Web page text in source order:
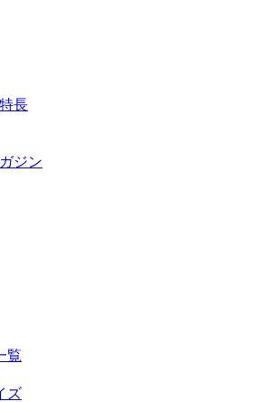
長
ジン
覧
ズ